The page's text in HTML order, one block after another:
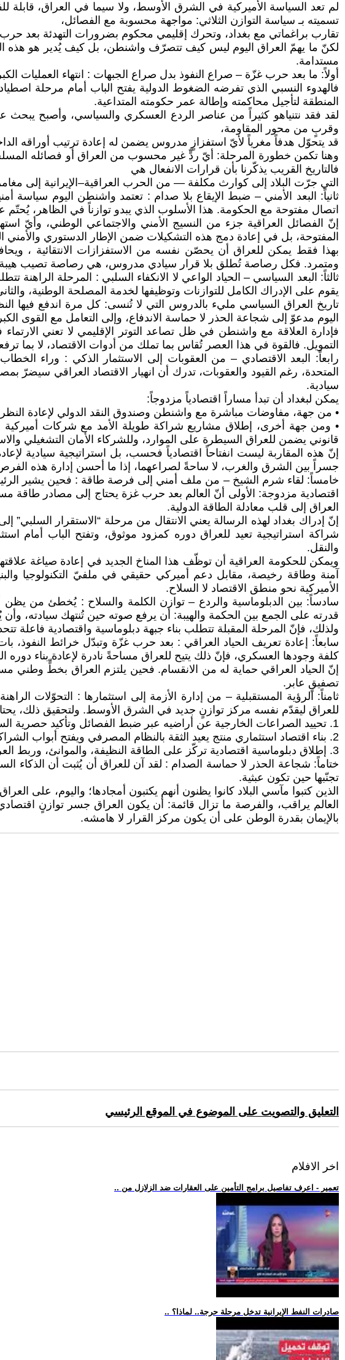
لم تعد السياسة الأميركية في الشرق الأوسط، ولا سيما في العراق، قابلة
تسميته بـ سياسة التوازن الثلاثي: مواجهة محسوبة مع الفصائل،
تقارب براغماتي مع بغداد، وتحرك إقليمي محكوم بضرورات التهدئة بعد
لكنّ ما يهمّ العراق اليوم ليس كيف تتصرّف واشنطن، بل كيف يُدير هو هذه
مستدامة.
أولاً: ما بعد حرب غزّة – صراع النفوذ بدل صراع الجبهات : انتهاء العمليات
فالهدوء النسبي الذي تفرضه الضغوط الدولية يفتح الباب أمام مرحلة
المنطقة لتأجيل محاكمته وإطالة عمر حكومته المتداعية.
لقد فقد نتنياهو كثيراً من عناصر الردع العسكري والسياسي، وأصبح
وقربٍ من محور المقاومة،
قد يتحوّل هدفاً مغرياً لأيّ استفزازٍ مدروس يضمن له إعادة ترتيب أوراقه
وهنا تكمن خطورة المرحلة: أيّ ردٍّ غير محسوب من العراق أو فصائله
فالتاريخ القريب يذكّرنا بأن قرارات الانفعال هي
التي جرّت البلاد إلى كوارث مكلفة — من الحرب العراقية–الإيرانية إلى
ثانياً: البعد الأمني – ضبط الإيقاع بلا صدام : تعتمد واشنطن اليوم
اتصال مفتوحة مع الحكومة. هذا الأسلوب الذي يبدو توازناً في الظاهر،
إنّ الفصائل العراقية جزء من النسيج الأمني والاجتماعي الوطني، وأيّ
المفتوحة، بل في إعادة دمج هذه التشكيلات ضمن الإطار الدستوري
بهذا فقط يمكن للعراق أن يحصّن نفسه من الاستفزازات الانتقائية ،
ومتمرد. فكل رصاصة تُطلق بلا قرار سيادي مدروس، هي رصاصة تصيب هيبة
ثالثاً: البعد السياسي – الحياد الواعي لا الانكفاء السلبي : المرحلة
يقوم على الإدراك الكامل للتوازنات وتوظيفها لخدمة المصلحة الوطنية،
تاريخ العراق السياسي مليء بالدروس التي لا تُنسى: كل مرة اندفع فيها
اليوم مدعوّ إلى شجاعة الحذر لا حماسة الاندفاع، وإلى التعامل مع القوى
فإدارة العلاقة مع واشنطن في ظل تصاعد التوتر الإقليمي لا تعني
التمويل. فالقوة في هذا العصر تُقاس بما تملك من أدوات الاقتصاد، لا بما
رابعاً: البعد الاقتصادي – من العقوبات إلى الاستثمار الذكي : وراء
المتحدة، رغم القيود والعقوبات، تدرك أن انهيار الاقتصاد العراقي
سيادية.
يمكن لبغداد أن تبدأ مساراً اقتصادياً مزدوجاً:
• من جهة، مفاوضات مباشرة مع واشنطن وصندوق النقد الدولي لإعادة
• ومن جهة أخرى، إطلاق مشاريع شراكة طويلة الأمد مع شركات أميركية
قانوني يضمن للعراق السيطرة على الموارد، وللشركاء الأمان التشغيلي
إنّ هذه المقاربة ليست انفتاحاً اقتصادياً فحسب، بل استراتيجية سيادية
جسراً بين الشرق والغرب، لا ساحةً لصراعهما، إذا ما أحسن إدارة هذه الفرص
خامساً: لقاء شرم الشيخ – من ملف أمني إلى فرصة طاقة : فحين يشير
اقتصادية مزدوجة: الأولى أنّ العالم بعد حرب غزة يحتاج إلى مصادر طاقة
العراق إلى قلب معادلة الطاقة الدولية.
إنّ إدراك بغداد لهذه الرسالة يعني الانتقال من مرحلة “الاستقرار
شراكة استراتيجية تعيد للعراق دوره كمزود موثوق، وتفتح الباب أمام
والنقل.
ويمكن للحكومة العراقية أن توظّف هذا المناخ الجديد في إعادة صياغة
آمنة وطاقة رخيصة، مقابل دعم أميركي حقيقي في ملفيّ التكنولوجيا
الأميركية نحو منطق الاقتصاد لا السلاح.
سادساً: بين الدبلوماسية والردع – توازن الكلمة والسلاح : يُخطئ من
قدرته على الجمع بين الحكمة والهيبة: أن يرفع صوته حين تُنتهك سيادته،
ولذلك، فإنّ المرحلة المقبلة تتطلب بناء جبهة دبلوماسية واقتصادية
سابعاً: إعادة تعريف الحياد العراقي : بعد حرب غزّة وتبدّل خرائط النفوذ،
كلفة وجودها العسكري، فإنّ ذلك يتيح للعراق مساحةً نادرة لإعادة بناء
إنّ الحياد العراقي حماية له من الانقسام. فحين يلتزم العراق بخطٍّ وطني
تصفيقٍ عابر.
ثامناً: الرؤية المستقبلية – من إدارة الأزمة إلى استثمارها : التحوّلات
للعراق ليقدّم نفسه مركز توازنٍ جديد في الشرق الأوسط. ولتحقيق ذلك، يحتاج
1. تحييد الصراعات الخارجية عن أراضيه عبر ضبط الفصائل وتأكيد حصرية السلاح بيد الدولة.
2. بناء اقتصاد استثماري منتج يعيد الثقة بالنظام المصرفي ويفتح أبواب الشراكة أمام الشركات العالمية.
3. إطلاق دبلوماسية اقتصادية تركّز على الطاقة النظيفة، والموانئ، وربط العراق بشبكات التجارة الإقليمية الكبرى.
ختاماً: شجاعة الحذر لا حماسة الصدام : لقد آن للعراق أن يُثبت أن
تجنّبها حين تكون عبثية.
الذين كتبوا مآسي البلاد كانوا يظنون أنهم يكتبون أمجادها؛ واليوم، على
العالم يراقب، والفرصة ما تزال قائمة: أن يكون العراق جسر توازنٍ
بالإيمان بقدرة الوطن على أن يكون مركز القرار لا هامشه.
التعليق والتصويت على الموضوع في الموقع الرئيسي
اخر الافلام
.. تعمير - اعرف تفاصيل برامج التأمين على العقارات ضد الزلازل من
.. صادرات النفط الإيرانية تدخل مرحلة حرجة.. لماذا؟